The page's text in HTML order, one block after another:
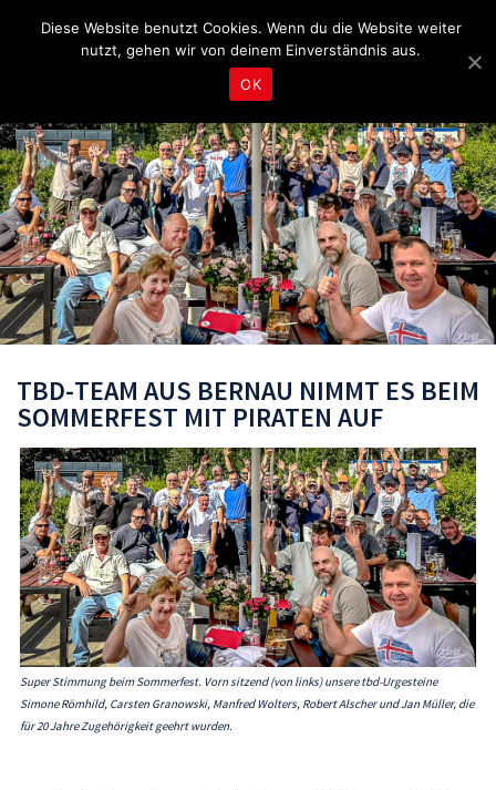
TBD-TEAM AUS BERNAU NIMMT ES BEIM
SOMMERFEST MIT PIRATEN AUF
Super Stimmung beim Sommerfest. Vorn sitzend (von links) unsere tbd-Urgesteine
Simone Römhild, Carsten Granowski, Manfred Wolters, Robert Alscher und Jan Müller, die
für 20 Jahre Zugehörigkeit geehrt wurden.
Diese Website benutzt Cookies. Wenn du die Website weiter
nutzt, gehen wir von deinem Einverständnis aus.
OK